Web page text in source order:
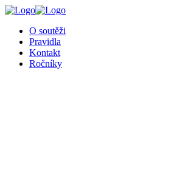
O soutěži
Pravidla
Kontakt
Ročníky